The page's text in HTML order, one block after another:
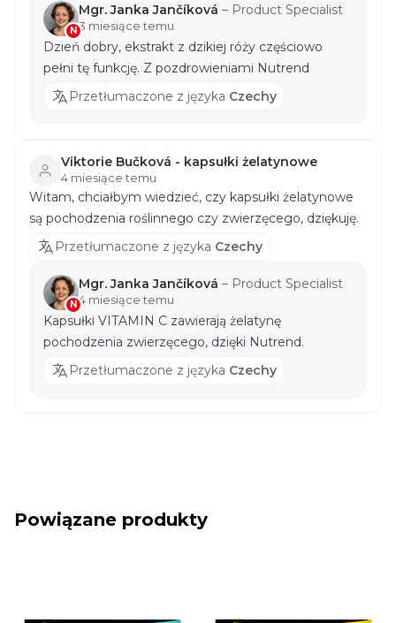
N
Mgr. Janka Jančíková – Product Specialist
3 miesiące temu
Dzień dobry, ekstrakt z dzikiej róży częściowo
pełni tę funkcję. Z pozdrowieniami Nutrend
Przetłumaczone z języka Czechy
Viktorie Bučková - kapsułki żelatynowe
4 miesiące temu
Witam, chciałbym wiedzieć, czy kapsułki żelatynowe
są pochodzenia roślinnego czy zwierzęcego, dziękuję.
Przetłumaczone z języka Czechy
N
Mgr. Janka Jančíková – Product Specialist
4 miesiące temu
Kapsułki VITAMIN C zawierają żelatynę
pochodzenia zwierzęcego, dzięki Nutrend.
Przetłumaczone z języka Czechy
Powiązane produkty